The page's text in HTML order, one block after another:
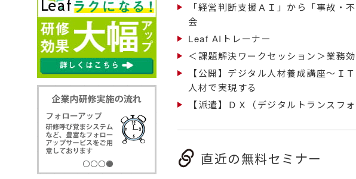
「経営判断支援ＡＩ」から「事故・
会
Leaf AIトレーナー
＜課題解決ワークセッション＞業務
【公開】デジタル人材養成講座～
人材で実現する
【派遣】ＤＸ（デジタルトランスフ
直近の無料セミナー